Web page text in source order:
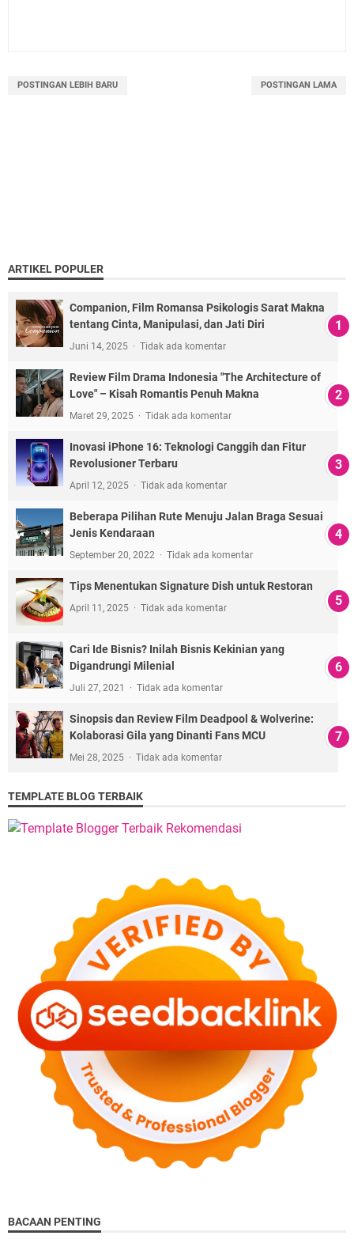
POSTINGAN LEBIH BARU POSTINGAN LAMA
ARTIKEL POPULER
Companion, Film Romansa Psikologis Sarat Makna
tentang Cinta, Manipulasi, dan Jati Diri
Juni 14, 2025 Tidak ada komentar
Review Film Drama Indonesia "The Architecture of
Love" – Kisah Romantis Penuh Makna
Maret 29, 2025 Tidak ada komentar
Inovasi iPhone 16: Teknologi Canggih dan Fitur
Revolusioner Terbaru
April 12, 2025 Tidak ada komentar
Beberapa Pilihan Rute Menuju Jalan Braga Sesuai
Jenis Kendaraan
September 20, 2022 Tidak ada komentar
Tips Menentukan Signature Dish untuk Restoran
April 11, 2025 Tidak ada komentar
Cari Ide Bisnis? Inilah Bisnis Kekinian yang
Digandrungi Milenial
Juli 27, 2021 Tidak ada komentar
Sinopsis dan Review Film Deadpool & Wolverine:
Kolaborasi Gila yang Dinanti Fans MCU
Mei 28, 2025 Tidak ada komentar
TEMPLATE BLOG TERBAIK
BACAAN PENTING